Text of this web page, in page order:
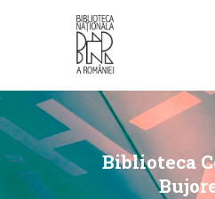
Biblioteca
DESPRE NOI
PERMISUL
BIBLIOTECĂ